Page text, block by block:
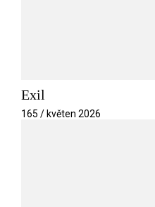
Exil
165 / květen 2026